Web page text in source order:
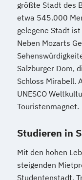
größte Stadt des
etwa 545.000
gelegene Stadt
Neben Mozarts
Salzburger Dom,
Schloss Mirabell.
UNESCO
Touristenmagnet.
Studieren in
Mit den hohen
steigenden
Studentenstadt.